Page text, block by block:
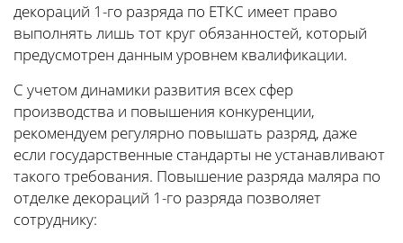
декораций 1-го разряда по ЕТКС имеет право
выполнять лишь тот круг обязанностей, который
предусмотрен данным уровнем квалификации.
С учетом динамики развития всех сфер
производства и повышения конкуренции,
рекомендуем регулярно повышать разряд, даже
если государственные стандарты не устанавливают
такого требования. Повышение разряда маляра по
отделке декораций 1-го разряда позволяет
сотруднику: